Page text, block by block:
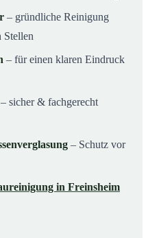
– gründliche Reinigung
Stellen
– für einen klaren Eindruck
– sicher & fachgerecht
– Schutz vor
in Freinsheim